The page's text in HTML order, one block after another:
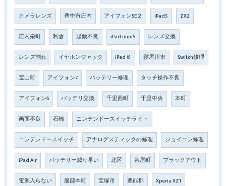
カメラレンズ 豊中市庄内 アイフォンSE２ iPad5 ZX2
庄内栄町 利倉 起動不良 iPad mini5 レンズ交換
レンズ割れ イヤホンジャック iPad６ 寝屋川市 Switch修理
宝山町 アイフォン7 バッテリー修理 タッチ操作不良
アイフォン6 バッテリ交換 千里西町 千里中央 本町
画面不良 石橋 ニンテンドースイッチライト
ニンテンドースイッチ アナログスティックの修理 ジョイコン修理
iPad Air バッテリー減り早い 北区 茶屋町 ブラックアウト
電源入らない 服部本町 宝塚市 豊能郡 Xperia XZ1